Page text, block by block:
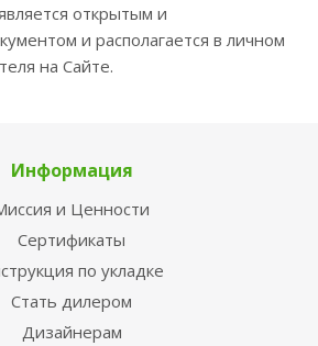
открытым и
и располагается в личном
на Сайте.
Информация
и Ценности
Сертификаты
по укладке
Стать дилером
Дизайнерам